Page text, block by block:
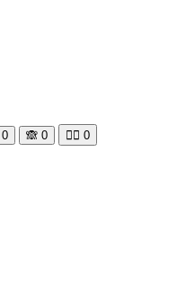
0 🙈 0 🧘‍♀️ 0